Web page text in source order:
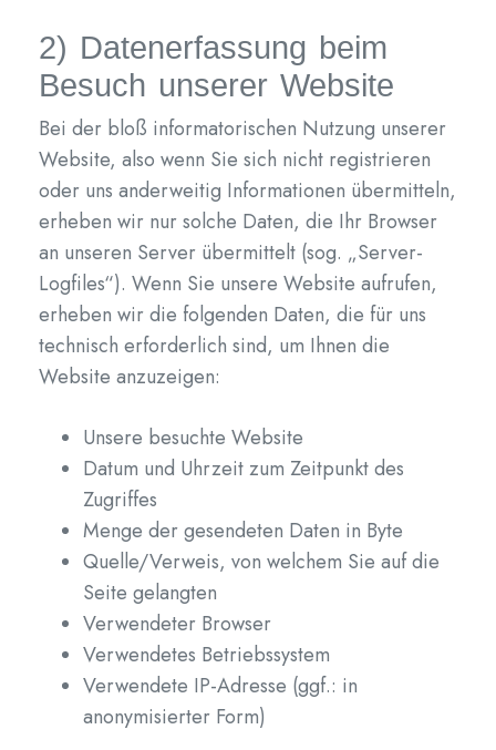
2) Datenerfassung beim
Besuch unserer Website
Bei der bloß informatorischen Nutzung unserer
Website, also wenn Sie sich nicht registrieren
oder uns anderweitig Informationen übermitteln,
erheben wir nur solche Daten, die Ihr Browser
an unseren Server übermittelt (sog. „Server-
Logfiles“). Wenn Sie unsere Website aufrufen,
erheben wir die folgenden Daten, die für uns
technisch erforderlich sind, um Ihnen die
Website anzuzeigen:
Unsere besuchte Website
Datum und Uhrzeit zum Zeitpunkt des
Zugriffes
Menge der gesendeten Daten in Byte
Quelle/Verweis, von welchem Sie auf die
Seite gelangten
Verwendeter Browser
Verwendetes Betriebssystem
Verwendete IP-Adresse (ggf.: in
anonymisierter Form)